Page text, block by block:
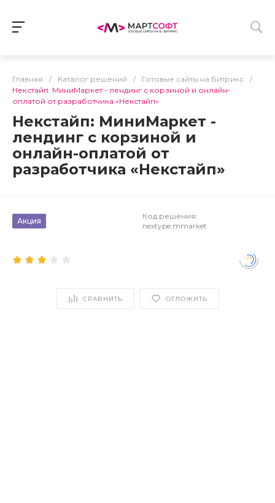
Главная / Каталог решений / Готовые сайты на Битрикс
/
Некстайп: МиниМаркет - лендинг с корзиной и онлайн-
оплатой от разработчика «Некстайп»
Некстайп: МиниМаркет -
лендинг с корзиной и
онлайн-оплатой от
разработчика «Некстайп»
Акция
Код решения:
nextype.mmarket
СРАВНИТЬ ОТЛОЖИТЬ